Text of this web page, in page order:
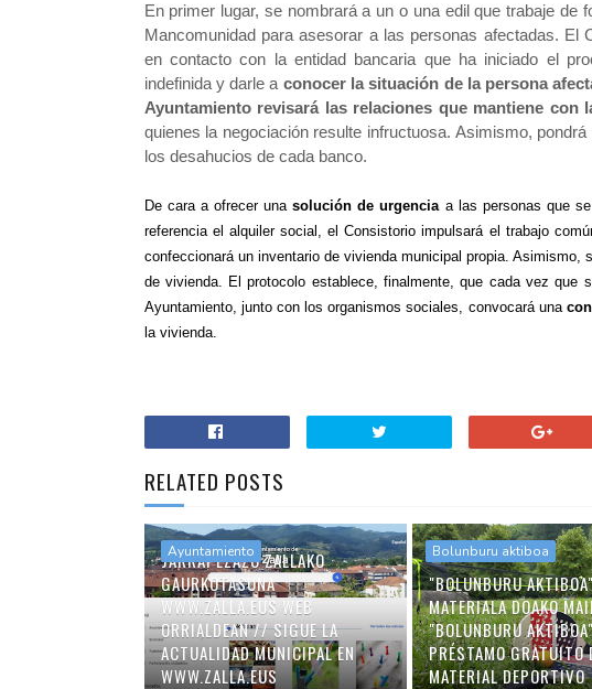
En primer lugar, se nombrará a un o una edil que trabaje de
Mancomunidad para asesorar a las personas afectadas. El
en contacto con la entidad bancaria que ha iniciado el
indefinida y darle a conocer la situación de la persona
Ayuntamiento revisará las relaciones que mantiene con
quienes la negociación resulte infructuosa. Asimismo,
los desahucios de cada banco.
De cara a ofrecer unasolución de urgenciaa las personas que se
referencia el alquiler social, el Consistorio impulsará el trabajo
confeccionará un inventario de vivienda municipal propia.
de vivienda. El protocolo establece, finalmente, que cada vez que
Ayuntamiento, junto con los organismos sociales, convocará una
la vivienda.
RELATED POSTS
Ayuntamiento
JARRAI EZAZU ZALLAKO
GAURKOTASUNA
WWW.ZALLA.EUS WEB
ORRIALDEAN // SIGUE LA
ACTUALIDAD MUNICIPAL EN
WWW.ZALLA.EUS
Bolunburu aktiboa
"BOLUNBURU
MATERIALA DOAKO
"BOLUNBURU
PRÉSTAMO GRATUITO
MATERIAL DEPORTIVO